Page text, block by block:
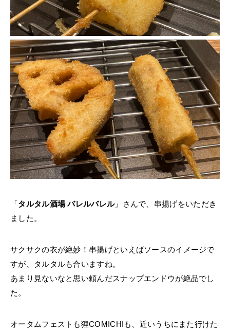
「タルタル酒場 バレルバレル」さんで、串揚げをいただき
ました。
サクサクの衣が絶妙！串揚げといえばソースのイメージで
すが、タルタルも合いますね。
あまり見ないなと思い頼んだスナップエンドウが絶品でし
た。
オータムフェストも狸COMICHIも、近いうちにまた行けた